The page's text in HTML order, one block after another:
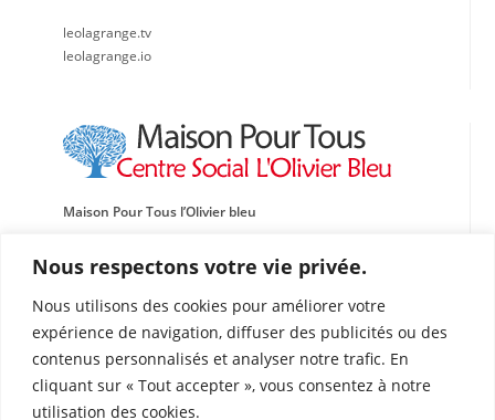
Nous respectons votre vie privée.
Nous utilisons des cookies pour améliorer votre
expérience de navigation, diffuser des publicités ou des
contenus personnalisés et analyser notre trafic. En
cliquant sur « Tout accepter », vous consentez à notre
utilisation des cookies.
leolagrange.tv
leolagrange.io
Maison Pour Tous l’Olivier bleu
Centre social, Sportif et Culturel Léo Lagrange Méditerranée
Traverse de l’École de l’Oasis
13015 Marseille
Tél : 04 91 60 87 72
Fax : 04 91 69 03 50
olivierbleu@leolagrange.org